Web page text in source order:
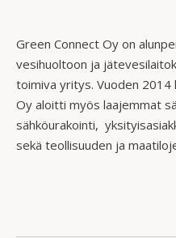
Green Connect Oy on
vesihuoltoon ja
toimiva yritys. Vuoden 2014
Oy aloitti myös laajemmat
sähköurakointi,
sekä teollisuuden ja